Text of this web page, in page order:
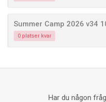
Summer Camp 2026 v34
0 platser kvar
Har du någon